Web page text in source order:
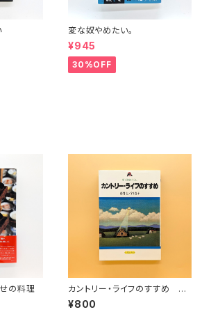
変な奴やめたい。
¥945
30%OFF
の料理
カントリー・ライフのすすめ
新・田舎ぐらし（いるかブック）
¥800